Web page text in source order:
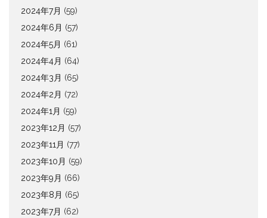
2024年7月 (59)
2024年6月 (57)
2024年5月 (61)
2024年4月 (64)
2024年3月 (65)
2024年2月 (72)
2024年1月 (59)
2023年12月 (57)
2023年11月 (77)
2023年10月 (59)
2023年9月 (66)
2023年8月 (65)
2023年7月 (62)